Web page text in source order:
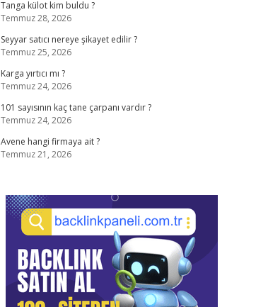
Tanga külot kim buldu ?
Temmuz 28, 2026
Seyyar satıcı nereye şikayet edilir ?
Temmuz 25, 2026
Karga yırtıcı mı ?
Temmuz 24, 2026
101 sayısının kaç tane çarpanı vardır ?
Temmuz 24, 2026
Avene hangi firmaya ait ?
Temmuz 21, 2026